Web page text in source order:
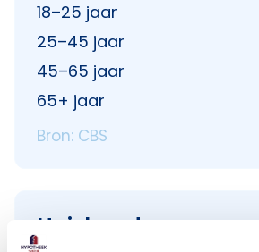
18–25 jaar
25–45 jaar
45–65 jaar
65+ jaar
Bron: CBS
Huishoudens